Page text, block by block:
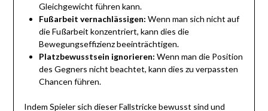
Gleichgewicht führen kann.
Fußarbeit vernachlässigen: Wenn man sich nicht auf
die Fußarbeit konzentriert, kann dies die
Bewegungseffizienz beeinträchtigen.
Platzbewusstsein ignorieren: Wenn man die Position
des Gegners nicht beachtet, kann dies zu verpassten
Chancen führen.
Indem Spieler sich dieser Fallstricke bewusst sind und